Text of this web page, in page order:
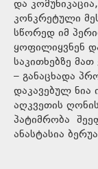
და
კონკრეტული
სწორედ იმ
ყოფილიყვნენ
საკითხებზე
– განაცხადა
დაკავებულ ნია
აღკვეთის
პატიმრობა
ანასტასია